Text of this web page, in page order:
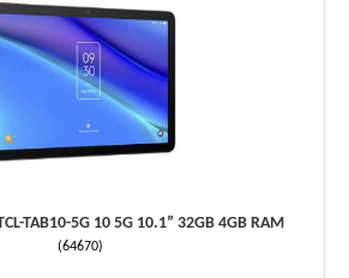
TAB10-5G 10 5G 10.1” 32GB 4GB RAM
(64670)